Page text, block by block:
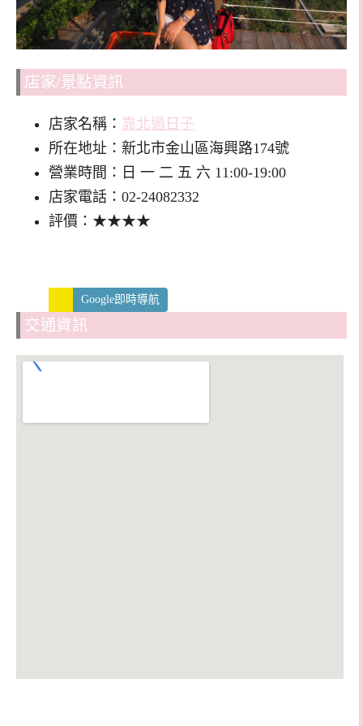
店家/景點資訊
店家名稱： 靠北過日子
所在地址：新北市金山區海興路174號
營業時間：日 一 二 五 六 11:00-19:00
店家電話：02-24082332
評價：★★★★
Google即時導航
交通資訊